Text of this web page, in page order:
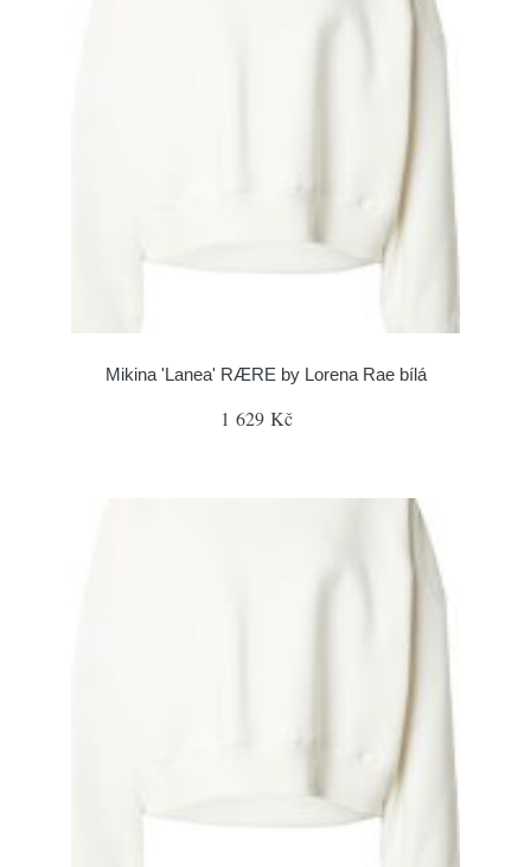
Mikina 'Lanea' RÆRE by Lorena Rae bílá
1 629 Kč